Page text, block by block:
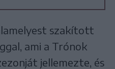
szakított
ami a Trónok
jellemezte, és